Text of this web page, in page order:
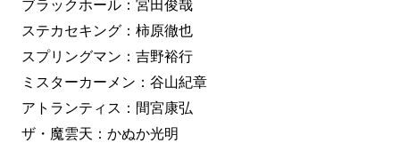
ブラックホール：宮田俊哉
ステカセキング：柿原徹也
スプリングマン：吉野裕行
ミスターカーメン：谷山紀章
アトランティス：間宮康弘
ザ・魔雲天：かぬか光明